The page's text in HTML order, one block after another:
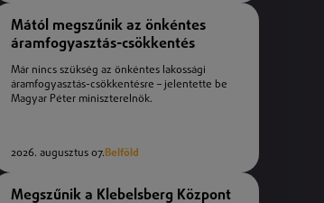
Mától megszűnik az önkéntes
áramfogyasztás-csökkentés
Már nincs szükség az önkéntes lakossági
áramfogyasztás-csökkentésre – jelentette be
Magyar Péter miniszterelnök.
2026. augusztus 07.Belföld
Megszűnik a Klebelsberg Központ